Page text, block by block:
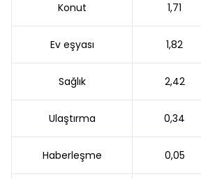
Konut 1,71
Ev eşyası 1,82
Sağlık 2,42
Ulaştırma 0,34
Haberleşme 0,05